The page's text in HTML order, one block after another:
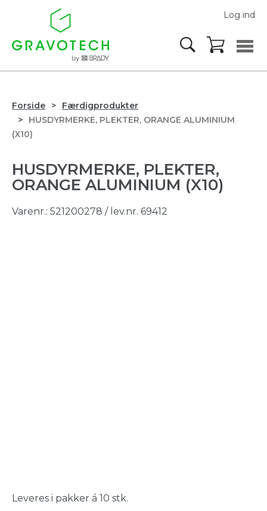
Log ind
Forside
Færdigprodukter
HUSDYRMERKE, PLEKTER, ORANGE ALUMINIUM
(X10)
HUSDYRMERKE, PLEKTER,
ORANGE ALUMINIUM (X10)
Varenr.: 521200278 / lev.nr. 69412
Leveres i pakker á 10 stk.